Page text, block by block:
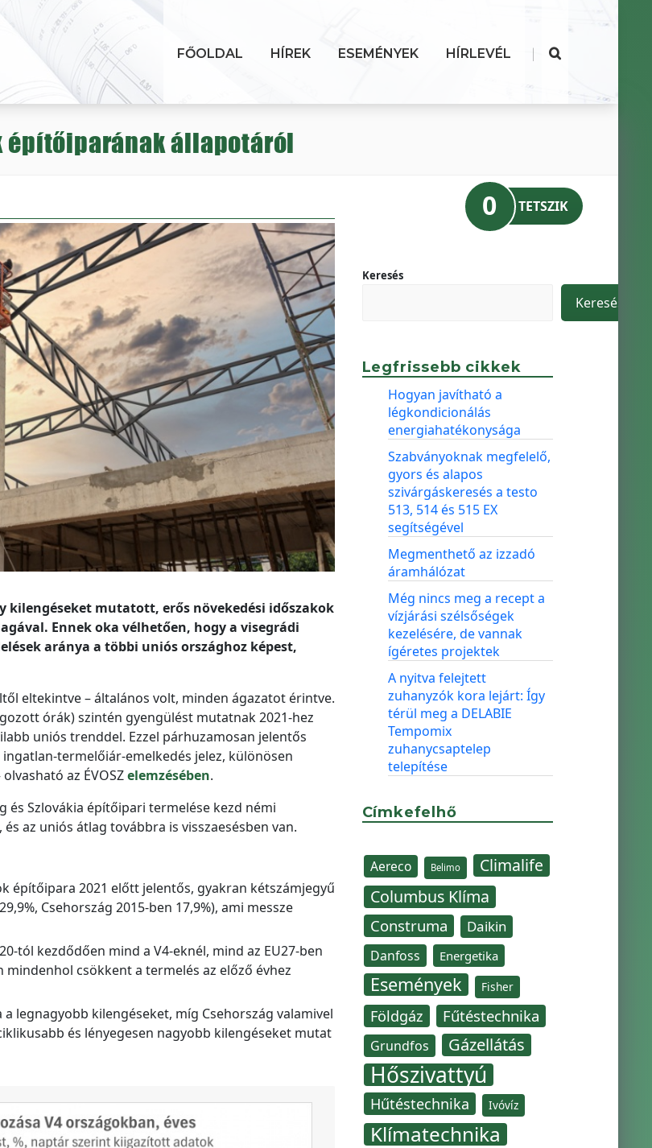
FŐOLDAL HÍREK ESEMÉNYEK HÍRLEVÉL |
építőiparának állapotáról
kilengéseket mutatott, erős növekedési időszakok
Ennek oka vélhetően, hogy a visegrádi
aránya a többi uniós országhoz képest,
eltekintve – általános volt, minden ágazatot érintve.
órák) szintén gyengülést mutatnak 2021-hez
uniós trenddel. Ezzel párhuzamosan jelentős
termelőiár-emelkedés jelez, különösen
az ÉVOSZelemzésében.
és Szlovákia építőipari termelése kezd némi
az uniós átlag továbbra is visszaesésben van.
építőipara 2021 előtt jelentős, gyakran kétszámjegyű
Csehország 2015-ben 17,9%), ami messze
tól kezdődően mind a V4-eknél, mind az EU27-ben
mindenhol csökkent a termelés az előző évhez
legnagyobb kilengéseket, míg Csehország valamivel
és lényegesen nagyobb kilengéseket mutat
0 TETSZIK
Keresés
Keresés
Legfrissebb cikkek
Hogyan javítható a
légkondicionálás
energiahatékonysága
Szabványoknak megfelelő,
gyors és alapos
szivárgáskeresés a testo
513, 514 és 515 EX
segítségével
Megmenthető az izzadó
áramhálózat
Még nincs meg a recept a
vízjárási szélsőségek
kezelésére, de vannak
ígéretes projektek
A nyitva felejtett
zuhanyzók kora lejárt: Így
térül meg a DELABIE
Tempomix
zuhanycsaptelep
telepítése
Címkefelhő
Aereco Belimo
Climalife
Columbus Klíma
Construma Daikin
Danfoss Energetika
Események Fisher
Földgáz Fűtéstechnika
Grundfos Gázellátás
Hőszivattyú
Hűtéstechnika Ivóvíz
Klímatechnika